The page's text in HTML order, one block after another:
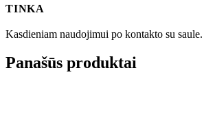
TINKA
Kasdieniam naudojimui po kontakto su saule.
Panašūs produktai